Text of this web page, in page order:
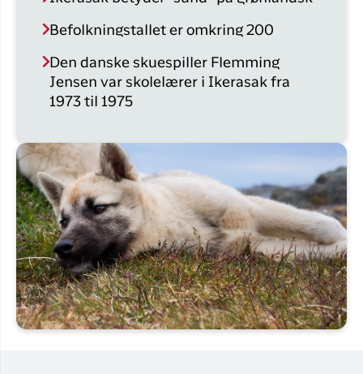
Befolkningstallet er omkring 200
Den danske skuespiller Flemming
Jensen var skolelærer i Ikerasak fra
1973 til 1975